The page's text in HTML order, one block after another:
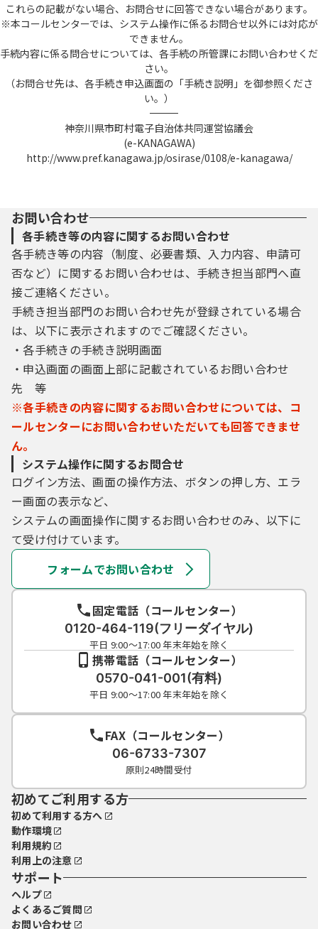
これらの記載がない場合、お問合せに回答できない場合があります。
※本コールセンターでは、システム操作に係るお問合せ以外には対応が
できません。
手続内容に係る問合せについては、各手続の所管課にお問い合わせくだ
さい。
（お問合せ先は、各手続き申込画面の「手続き説明」を御参照くださ
い。）
――――――――――――――――――――――――――――――――――――――――――――――――――
神奈川県市町村電子自治体共同運営協議会
(e-KANAGAWA)
http://www.pref.kanagawa.jp/osirase/0108/e-kanagawa/
お問い合わせ
各手続き等の内容に関するお問い合わせ
各手続き等の内容（制度、必要書類、入力内容、申請可
否など）に関するお問い合わせは、手続き担当部門へ直
接ご連絡ください。
手続き担当部門のお問い合わせ先が登録されている場合
は、以下に表示されますのでご確認ください。
・各手続きの手続き説明画面
・申込画面の画面上部に記載されているお問い合わせ
先 等
※各手続きの内容に関するお問い合わせについては、コ
ールセンターにお問い合わせいただいても回答できませ
ん。
システム操作に関するお問合せ
ログイン方法、画面の操作方法、ボタンの押し方、エラ
ー画面の表示など、
システムの画面操作に関するお問い合わせのみ、以下に
て受け付けています。
フォームでお問い合わせ
固定電話（コールセンター）
0120-464-119(フリーダイヤル)
平日 9:00～17:00 年末年始を除く
携帯電話（コールセンター）
0570-041-001(有料)
平日 9:00～17:00 年末年始を除く
FAX（コールセンター）
06-6733-7307
原則24時間受付
初めてご利用する方
初めて利用する方へ
動作環境
利用規約
利用上の注意
サポート
ヘルプ
よくあるご質問
お問い合わせ